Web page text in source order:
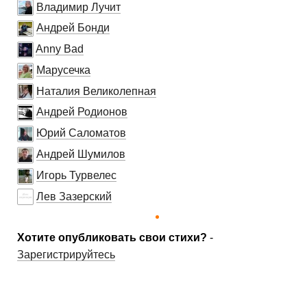
Владимир Лучит
Андрей Бонди
Anny Bad
Марусечка
Наталия Великолепная
Андрей Родионов
Юрий Саломатов
Андрей Шумилов
Игорь Турвелес
Лев Зазерский
Хотите опубликовать свои стихи? -
Зарегистрируйтесь